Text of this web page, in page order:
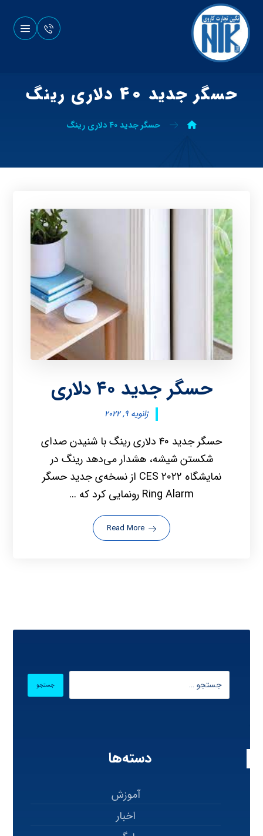
حسگر جدید ۴۰ دلاری رینگ
حسگر جدید ۴۰ دلاری رینگ
حسگر جدید ۴۰ دلاری
ژانویه ۹, ۲۰۲۲
حسگر جدید ۴۰ دلاری رینگ با شنیدن صدای
شکستن شیشه، هشدار می‌دهد رینگ در
نمایشگاه CES ۲۰۲۲ از نسخه‌ی جدید حسگر
Ring Alarm رونمایی کرد که ...
Read More
دسته‌ها
آموزش
اخبار